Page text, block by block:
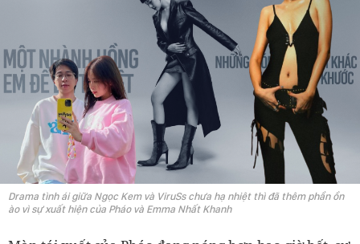
Drama tình ái giữa Ngọc Kem và ViruSs chưa hạ nhiệt thì đã thêm phần ồn
ào vì sự xuất hiện của Pháo và Emma Nhất Khanh